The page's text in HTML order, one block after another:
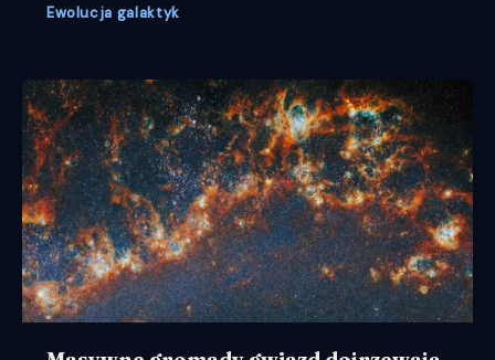
Ewolucja galaktyk